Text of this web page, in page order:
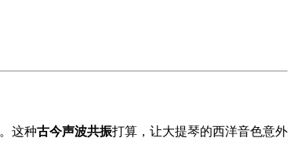
这种古今声波共振打算，让大提琴的西洋音色意外